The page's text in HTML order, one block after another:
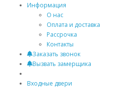
Информация
О нас
Оплата и доставка
Рассрочка
Контакты
Заказать звонок
Вызвать замерщика
Входные двери